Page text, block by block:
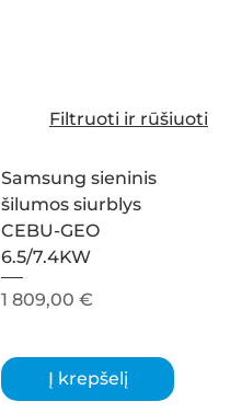
Filtruoti ir rūšiuoti
Samsung sieninis
šilumos siurblys
CEBU-GEO
6.5/7.4KW
Kaina
1 809,00 €
Į krepšelį